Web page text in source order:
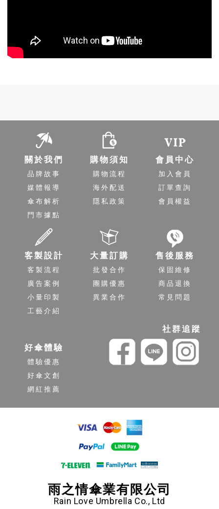
關於我們
品牌故事
媒體報導
傘布解析
門市據點
購物須知
購物流程
海外配送
隱私政策
會員中心
加入會員
訂單查詢
會員權益
客製設計
客製流程
廣告案例
小量印製
工藝介紹
大量訂購
批發合作
團購優惠
異業合作
售後服務
保固維修
商品退換
常見問題
好傘體驗
體驗優惠
好傘文創
網紅推薦
社群追蹤
雨之情傘業有限公司
Rain Love Umbrella Co., Ltd